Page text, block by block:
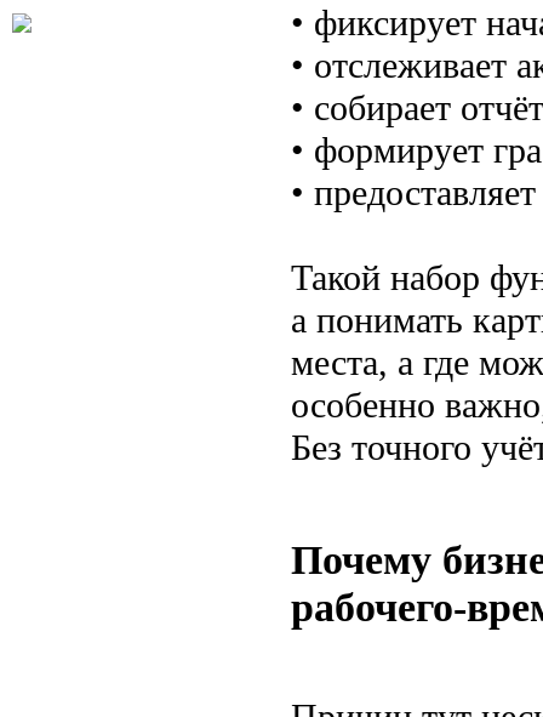
• фиксирует
• отслеживает
• собирает
• формирует
•
Такой набор
а понимать
места, а где
особенно
Без точного
Почему
рабочего-